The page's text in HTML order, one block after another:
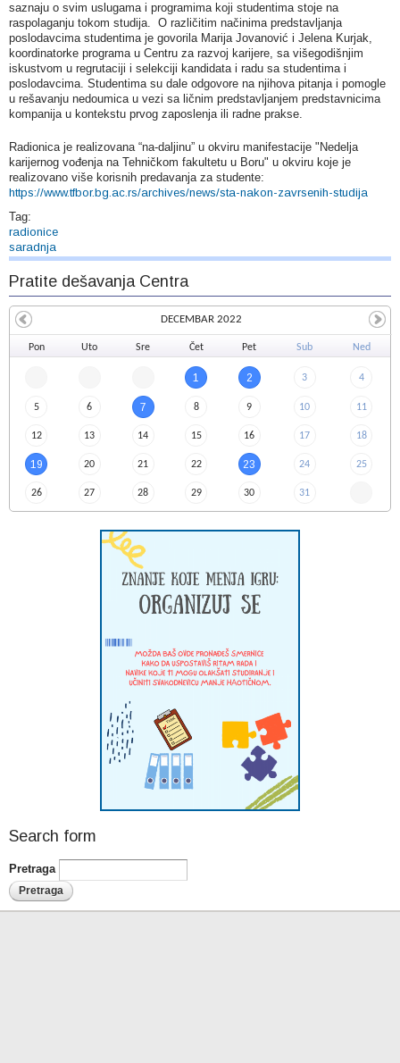
saznaju o svim uslugama i programima koji studentima stoje na
raspolaganju tokom studija. O različitim načinima predstavljanja
poslodavcima studentima je govorila Marija Jovanović i Jelena Kurjak,
koordinatorke programa u Centru za razvoj karijere, sa višegodišnjim
iskustvom u regrutaciji i selekciji kandidata i radu sa studentima i
poslodavcima. Studentima su dale odgovore na njihova pitanja i pomogle
u rešavanju nedoumica u vezi sa ličnim predstavljanjem predstavnicima
kompanija u kontekstu prvog zaposlenja ili radne prakse.
Radionica je realizovana “na-daljinu” u okviru manifestacije "Nedelja
karijernog vođenja na Tehničkom fakultetu u Boru" u okviru koje je
realizovano više korisnih predavanja za studente:
https://www.tfbor.bg.ac.rs/archives/news/sta-nakon-zavrsenih-studija
Tag:
radionice
saradnja
Pratite dešavanja Centra
Pon Uto Sre Čet Pet Sub Ned
1 2 3 4
5 6 7 8 9 10 11
12 13 14 15 16 17 18
19 20 21 22 23 24 25
26 27 28 29 30 31
DECEMBAR 2022
Search form
Pretraga